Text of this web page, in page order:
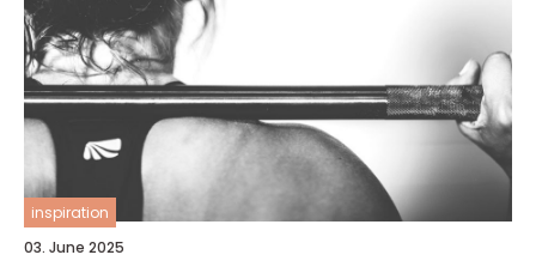
inspiration
03. June 2025